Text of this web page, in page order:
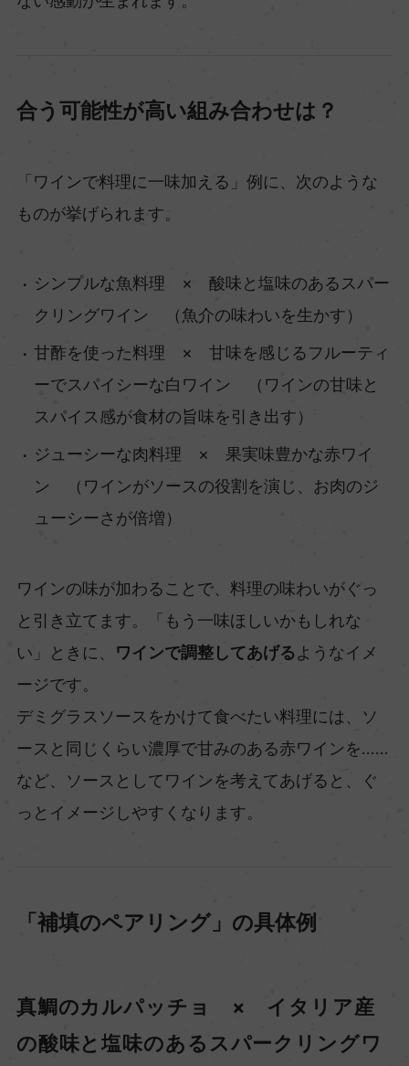
合う可能性が高い組み合わせは？
「ワインで料理に一味加える」例に、次のような
ものが挙げられます。
シンプルな魚料理 × 酸味と塩味のあるスパー
クリングワイン （魚介の味わいを生かす）
甘酢を使った料理 × 甘味を感じるフルーティ
ーでスパイシーな白ワイン （ワインの甘味と
スパイス感が食材の旨味を引き出す）
ジューシーな肉料理 × 果実味豊かな赤ワイ
ン （ワインがソースの役割を演じ、お肉のジ
ューシーさが倍増）
ワインの味が加わることで、料理の味わいがぐっ
と引き立てます。「もう一味ほしいかもしれな
い」ときに、 ワインで調整してあげるようなイメ
ージです。
デミグラスソースをかけて食べたい料理には、ソ
ースと同じくらい濃厚で甘みのある赤ワインを……
など、ソースとしてワインを考えてあげると、ぐ
っとイメージしやすくなります。
「補填のペアリング」の具体例
真鯛のカルパッチョ × イタリア産
の酸味と塩味のあるスパークリングワ